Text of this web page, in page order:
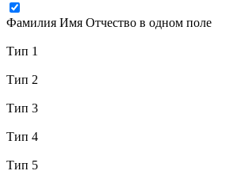
Фамилия Имя Отчество в одном поле
Тип 1
Тип 2
Тип 3
Тип 4
Тип 5